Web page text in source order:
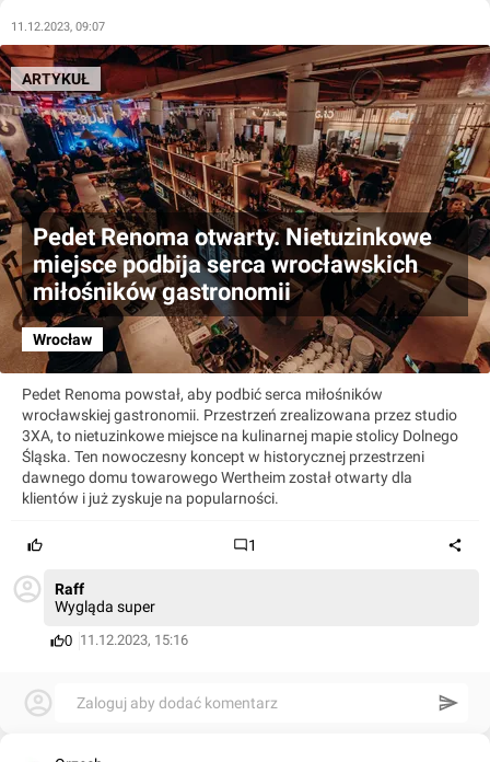
11.12.2023, 09:07
Pedet Renoma otwarty. Nietuzinkowe
miejsce podbija serca wrocławskich
miłośników gastronomii
Wrocław
ARTYKUŁ
Pedet Renoma powstał, aby podbić serca miłośników
wrocławskiej gastronomii. Przestrzeń zrealizowana przez studio
3XA, to nietuzinkowe miejsce na kulinarnej mapie stolicy Dolnego
Śląska. Ten nowoczesny koncept w historycznej przestrzeni
dawnego domu towarowego Wertheim został otwarty dla
klientów i już zyskuje na popularności.
1
Raff
Wygląda super
0 11.12.2023, 15:16
Zaloguj aby dodać komentarz